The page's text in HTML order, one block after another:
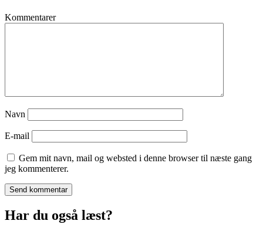
Kommentarer
Navn
E-mail
Gem mit navn, mail og websted i denne browser til næste gang
jeg kommenterer.
Har du også læst?